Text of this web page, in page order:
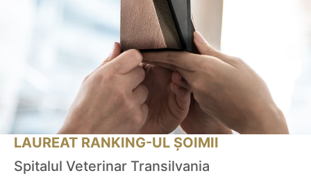
LAUREAT RANKING-UL ȘOIMII
Spitalul Veterinar Transilvania